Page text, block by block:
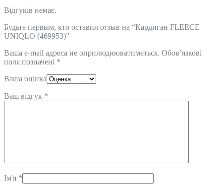
Відгуків немає.
Будьте первым, кто оставил отзыв на “Кардиган FLEECE
UNIQLO (469953)”
Ваша e-mail адреса не оприлюднюватиметься. Обов’язкові
поля позначені *
Ваша оцінка
Ваш відгук *
Ім'я *